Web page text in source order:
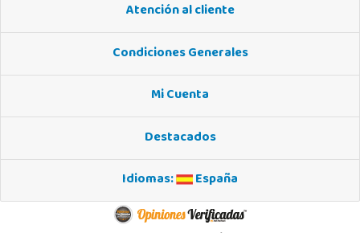
Atención al cliente
Condiciones Generales
Mi Cuenta
Destacados
Idiomas:
España